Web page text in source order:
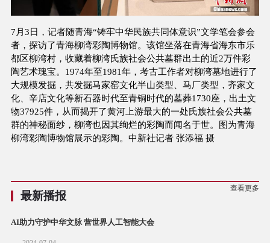
7月3日，记者随青海“铸牢中华民族共同体意识”文学笔会参会
者，探访了青海柳湾彩陶博物馆。该馆坐落在青海省海东市乐
都区柳湾村，收藏着柳湾氏族社会公共墓群出土的近2万件彩
陶艺术瑰宝。1974年至1981年，考古工作者对柳湾墓地进行了
大规模发掘，共发掘马家窑文化半山类型、马厂类型，齐家文
化、辛店文化等新石器时代至青铜时代的墓葬1730座，出土文
物37925件，从而揭开了黄河上游最大的一处氏族社会公共墓
群的神秘面纱，柳湾也因其绚烂的彩陶而闻名于世。图为青海
柳湾彩陶博物馆展示的彩陶。中新社记者 张添福 摄
最新播报
查看更多
AI助力守护中华文脉 营世界人工智能大会